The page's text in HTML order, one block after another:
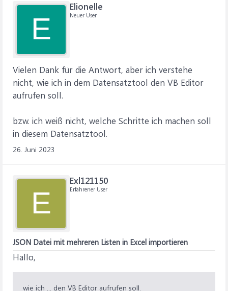
E
Elionelle
Neuer User
Vielen Dank für die Antwort, aber ich verstehe
nicht, wie ich in dem Datensatztool den VB Editor
aufrufen soll.
bzw. ich weiß nicht, welche Schritte ich machen soll
in diesem Datensatztool.
26. Juni 2023
E
Exl121150
Erfahrener User
JSON Datei mit mehreren Listen in Excel importieren
Hallo,
wie ich ... den VB Editor aufrufen soll.